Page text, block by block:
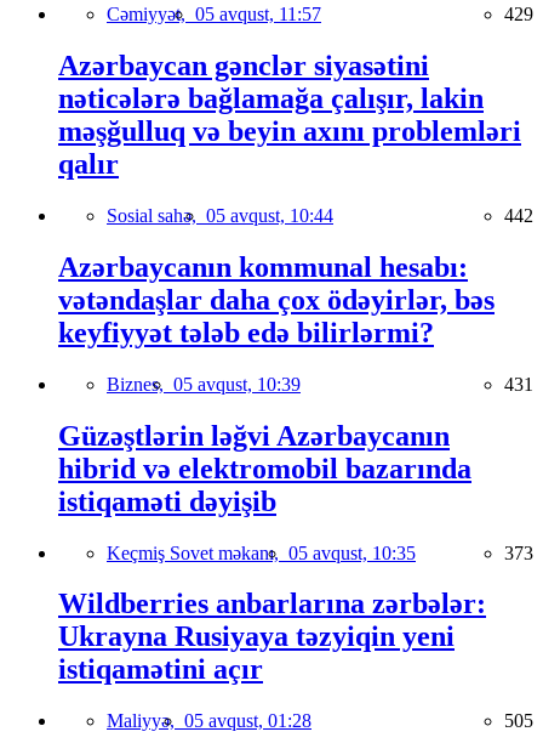
Cəmiyyət, 05 avqust, 11:57 429
Azərbaycan gənclər siyasətini
nəticələrə bağlamağa çalışır, lakin
məşğulluq və beyin axını problemləri
qalır
Sosial sahə, 05 avqust, 10:44 442
Azərbaycanın kommunal hesabı:
vətəndaşlar daha çox ödəyirlər, bəs
keyfiyyət tələb edə bilirlərmi?
Biznes, 05 avqust, 10:39 431
Güzəştlərin ləğvi Azərbaycanın
hibrid və elektromobil bazarında
istiqaməti dəyişib
Keçmiş Sovet məkanı, 05 avqust, 10:35 373
Wildberries anbarlarına zərbələr:
Ukrayna Rusiyaya təzyiqin yeni
istiqamətini açır
Maliyyə, 05 avqust, 01:28 505